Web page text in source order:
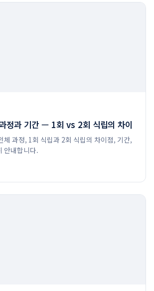
정과 기간 — 1회 vs 2회 식립의 차이
체 과정, 1회 식립과 2회 식립의 차이점, 기간,
안내합니다.